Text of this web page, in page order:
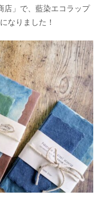
店」で、藍染エコラップ
なりました！